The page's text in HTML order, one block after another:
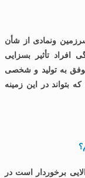
ونمادی از شأن
افراد تأثیر بسزایی
به تولید و شخصی
بتواند در این زمینه
برخوردار است در